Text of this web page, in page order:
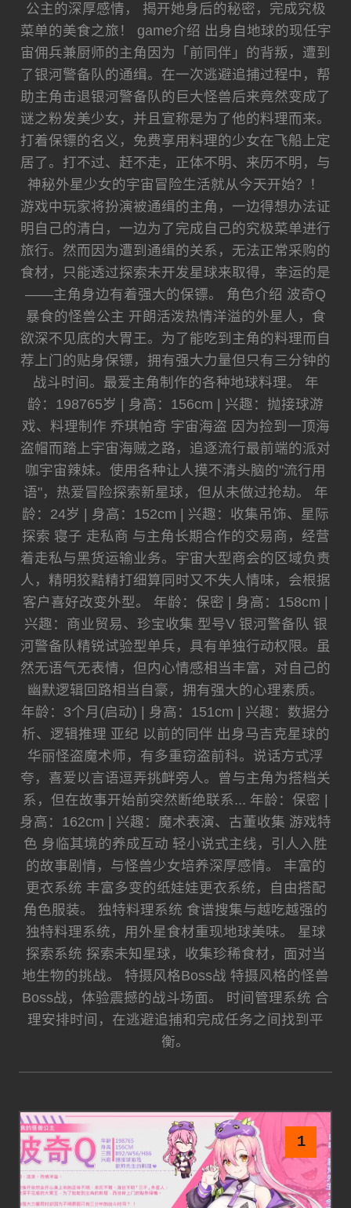
公主的深厚感情， 揭开她身后的秘密，完成究极
菜单的美食之旅！ game介绍 出身自地球的现任宇
宙佣兵兼厨师的主角因为「前同伴」的背叛，遭到
了银河警备队的通缉。在一次逃避追捕过程中，帮
助主角击退银河警备队的巨大怪兽后来竟然变成了
谜之粉发美少女，并且宣称是为了他的料理而来。
打着保镖的名义，免费享用料理的少女在飞船上定
居了。打不过、赶不走，正体不明、来历不明，与
神秘外星少女的宇宙冒险生活就从今天开始？！
游戏中玩家将扮演被通缉的主角，一边得想办法证
明自己的清白，一边为了完成自己的究极菜单进行
旅行。然而因为遭到通缉的关系，无法正常采购的
食材，只能透过探索未开发星球来取得，幸运的是
——主角身边有着强大的保镖。 角色介绍 波奇Q
暴食的怪兽公主 开朗活泼热情洋溢的外星人，食
欲深不见底的大胃王。为了能吃到主角的料理而自
荐上门的贴身保镖，拥有强大力量但只有三分钟的
战斗时间。最爱主角制作的各种地球料理。 年
龄：198765岁 | 身高：156cm | 兴趣：抛接球游
戏、料理制作 乔琪帕奇 宇宙海盗 因为捡到一顶海
盗帽而踏上宇宙海贼之路，追逐流行最前端的派对
咖宇宙辣妹。使用各种让人摸不清头脑的"流行用
语"，热爱冒险探索新星球，但从未做过抢劫。 年
龄：24岁 | 身高：152cm | 兴趣：收集吊饰、星际
探索 寝子 走私商 与主角长期合作的交易商，经营
着走私与黑货运输业务。宇宙大型商会的区域负责
人，精明狡黠精打细算同时又不失人情味，会根据
客户喜好改变外型。 年龄：保密 | 身高：158cm |
兴趣：商业贸易、珍宝收集 型号V 银河警备队 银
河警备队精锐试验型单兵，具有单独行动权限。虽
然无语气无表情，但内心情感相当丰富，对自己的
幽默逻辑回路相当自豪，拥有强大的心理素质。
年龄：3个月(启动) | 身高：151cm | 兴趣：数据分
析、逻辑推理 亚纪 以前的同伴 出身马吉克星球的
华丽怪盗魔术师，有多重窃盗前科。说话方式浮
夸，喜爱以言语逗弄挑衅旁人。曾与主角为搭档关
系，但在故事开始前突然断绝联系... 年龄：保密 |
身高：162cm | 兴趣：魔术表演、古董收集 游戏特
色 身临其境的养成互动 轻小说式主线，引人入胜
的故事剧情，与怪兽少女培养深厚感情。 丰富的
更衣系统 丰富多变的纸娃娃更衣系统，自由搭配
角色服装。 独特料理系统 食谱搜集与越吃越强的
独特料理系统，用外星食材重现地球美味。 星球
探索系统 探索未知星球，收集珍稀食材，面对当
地生物的挑战。 特摄风格Boss战 特摄风格的怪兽
Boss战，体验震撼的战斗场面。 时间管理系统 合
理安排时间，在逃避追捕和完成任务之间找到平
衡。
1